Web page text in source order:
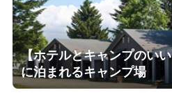
【ホテルとキャンプのい
に泊まれるキャンプ場